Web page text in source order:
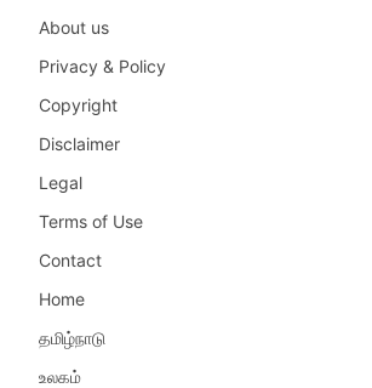
About us
Privacy & Policy
Copyright
Disclaimer
Legal
Terms of Use
Contact
Home
தமிழ்நாடு
உலகம்